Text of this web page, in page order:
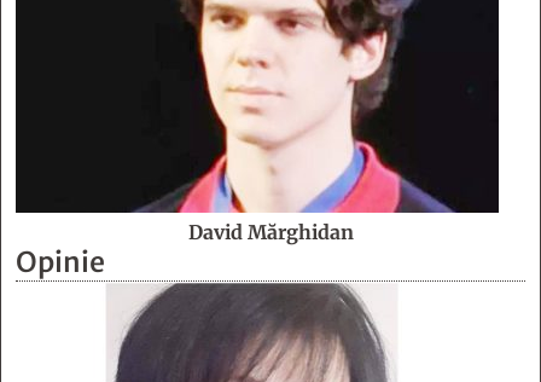
David Mărghidan
Opinie